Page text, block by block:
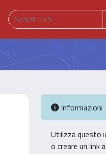
Informazioni
Utilizza questo
o creare un link